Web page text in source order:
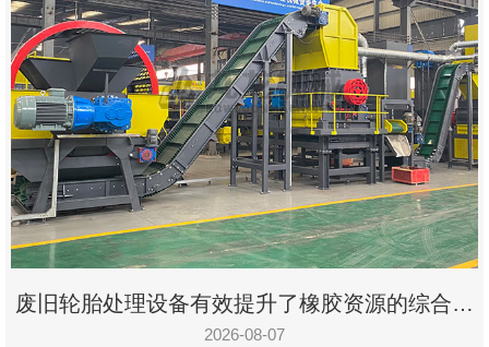
场
方
案
动
态
联
系
郑
州
市
九
废旧轮胎处理设备有效提升了橡胶资源的综合利
用率
2026-08-07